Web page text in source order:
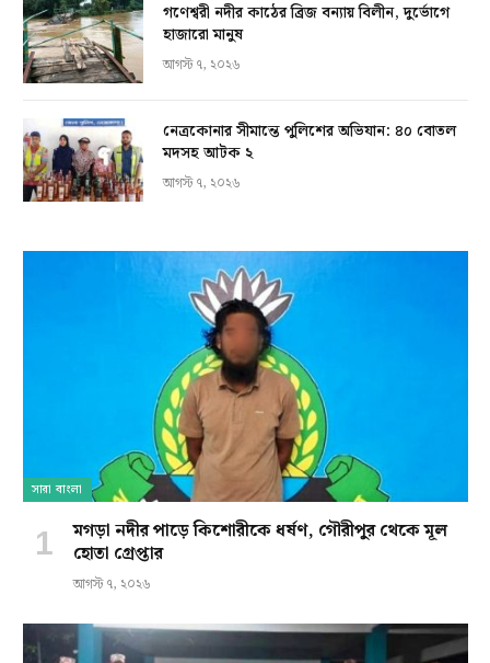
গণেশ্বরী নদীর কাঠের ব্রিজ বন্যায় বিলীন, দুর্ভোগে
হাজারো মানুষ
আগস্ট ৭, ২০২৬
নেত্রকোনার সীমান্তে পুলিশের অভিযান: ৪০ বোতল
মদসহ আটক ২
আগস্ট ৭, ২০২৬
সারা বাংলা
মগড়া নদীর পাড়ে কিশোরীকে ধর্ষণ, গৌরীপুর থেকে মূল
হোতা গ্রেপ্তার
আগস্ট ৭, ২০২৬